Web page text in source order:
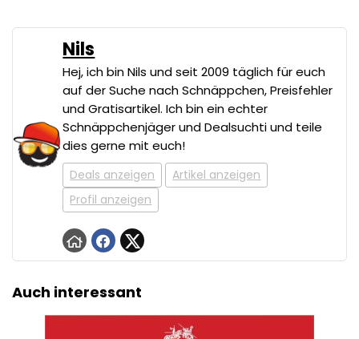
Nils
Hej, ich bin Nils und seit 2009 täglich für euch
auf der Suche nach Schnäppchen, Preisfehler
und Gratisartikel. Ich bin ein echter
Schnäppchenjäger und Dealsuchti und teile
dies gerne mit euch!
Deals anzeigen
Artikel anzeigen
Profil anzeigen
Auch interessant